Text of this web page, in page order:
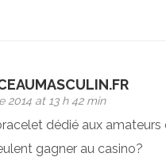
2014 at 13 h 42 min
dédié aux
gagner au casino?